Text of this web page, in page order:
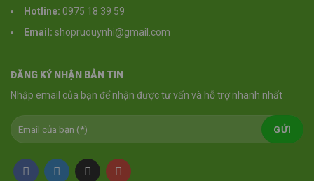
Hotline: 0975 18 39 59
Email: shopruouynhi@gmail.com
ĐĂNG KÝ NHẬN BẢN TIN
Nhập email của bạn để nhận được tư vấn và hỗ trợ nhanh nhất